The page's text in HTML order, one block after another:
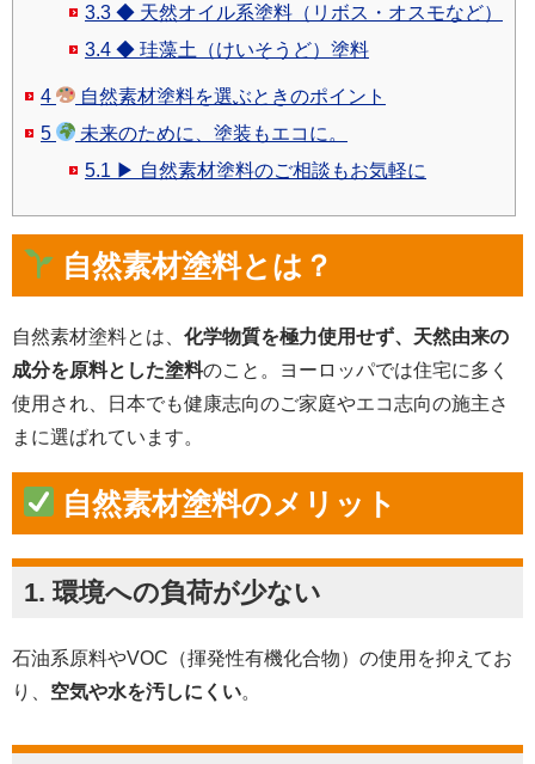
3.3 ◆ 天然オイル系塗料（リボス・オスモなど）
3.4 ◆ 珪藻土（けいそうど）塗料
4
自然素材塗料を選ぶときのポイント
5
未来のために、塗装もエコに。
5.1 ▶ 自然素材塗料のご相談もお気軽に
自然素材塗料とは？
自然素材塗料とは、 化学物質を極力使用せず、天然由来の
成分を原料とした塗料のこと。ヨーロッパでは住宅に多く
使用され、日本でも健康志向のご家庭やエコ志向の施主さ
まに選ばれています。
自然素材塗料のメリット
1. 環境への負荷が少ない
石油系原料やVOC（揮発性有機化合物）の使用を抑えてお
り、 空気や水を汚しにくい。